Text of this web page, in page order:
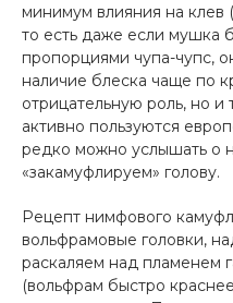
минимум влияния на клев
то есть даже если мушка
пропорциями чупа-чупс,
наличие блеска чаще по
отрицательную роль, но и
активно пользуются
редко можно услышать о
«закамуфлируем» голову.
Рецепт нимфового
вольфрамовые головки,
раскаляем над пламенем
(вольфрам быстро